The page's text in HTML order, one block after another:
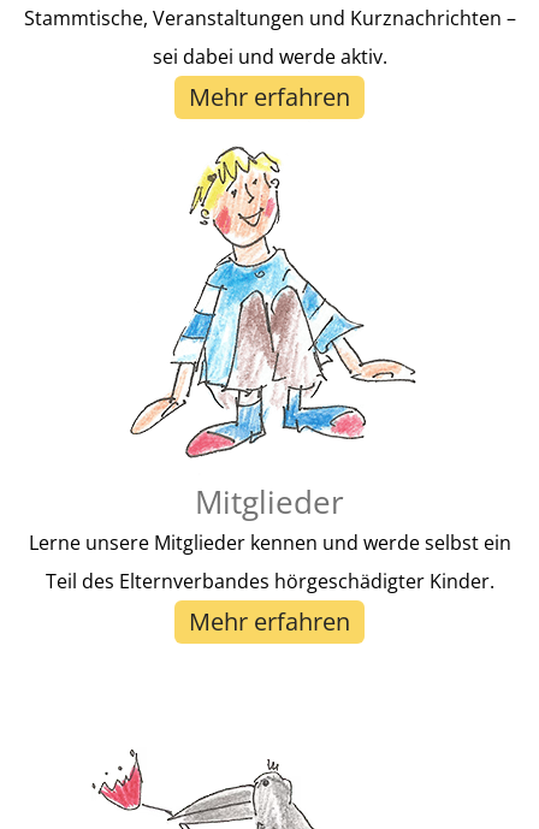
Stammtische, Veranstaltungen und Kurznachrichten –
sei dabei und werde aktiv.
Mehr erfahren
Mitglieder
Lerne unsere Mitglieder kennen und werde selbst ein
Teil des Elternverbandes hörgeschädigter Kinder.
Mehr erfahren